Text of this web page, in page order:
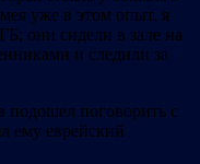
уже в этом опыт, я
они сидели в зале на
и следили за
подошел поговорить с
ему еврейский